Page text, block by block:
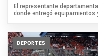
El representante
donde entregó equipamientos
DEPORTES